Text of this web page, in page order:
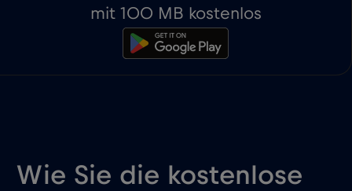
mit 100 MB kostenlos
Wie Sie die kostenlose